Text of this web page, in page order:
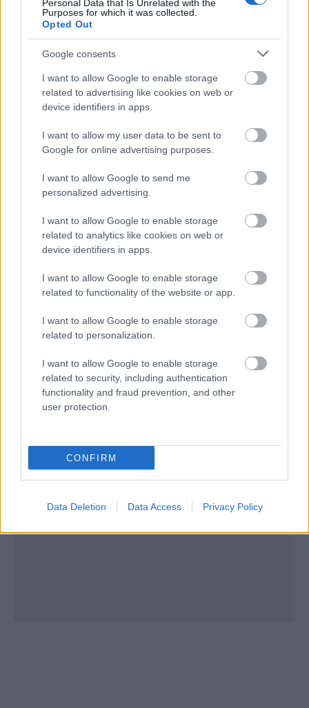
Personal Data that Is Unrelated with the
Purposes for which it was collected.
Opted Out
Google consents
I want to allow Google to enable storage
related to advertising like cookies on web or
device identifiers in apps.
I want to allow my user data to be sent to
Google for online advertising purposes.
I want to allow Google to send me
personalized advertising.
I want to allow Google to enable storage
related to analytics like cookies on web or
device identifiers in apps.
I want to allow Google to enable storage
related to functionality of the website or app.
I want to allow Google to enable storage
related to personalization.
I want to allow Google to enable storage
related to security, including authentication
functionality and fraud prevention, and other
user protection.
CONFIRM
Data Deletion Data Access Privacy Policy
Δείτε ενδεικτικά: